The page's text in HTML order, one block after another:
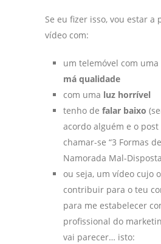
Se eu fizer isso, vou estar a
vídeo com:
um telemóvel com uma
má qualidade
com uma luz horrível
tenho de falar baixo
acordo alguém e o post
chamar-se “3 Formas
Namorada Mal-
ou seja, um vídeo cujo
contribuir para o teu
para me estabelecer
profissional do
vai parecer… isto: